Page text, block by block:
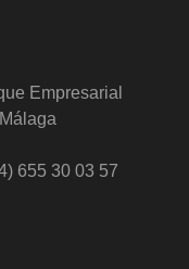
Empresarial
655 30 03 57